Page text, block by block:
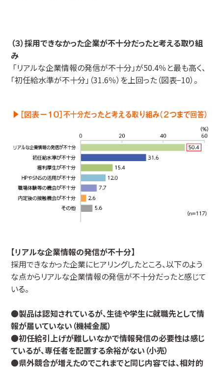
（３）採用できなかった企業が不十分だったと考える取り組
み
「リアルな企業情報の発信が不十分」が50.4％と最も高く、
「初任給水準が不十分」（31.6％）を上回った（図表−10）。
【リアルな企業情報の発信が不十分】
採用できなかった企業にヒアリングしたところ、以下のよう
な点からリアルな企業情報の発信が不十分だったと感じて
いる。
●製品は認知されているが、生徒や学生に就職先として情
報が届いていない（機械金属）
●初任給引上げが難しいなかで情報発信の必要性は感じ
ているが、専任者を配置する余裕がない（小売）
●県外競合が増えたのでこれまでと同じ内容では、相対的